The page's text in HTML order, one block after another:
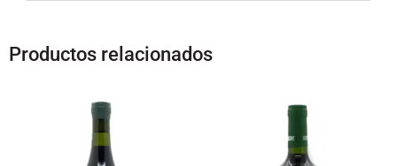
Productos relacionados